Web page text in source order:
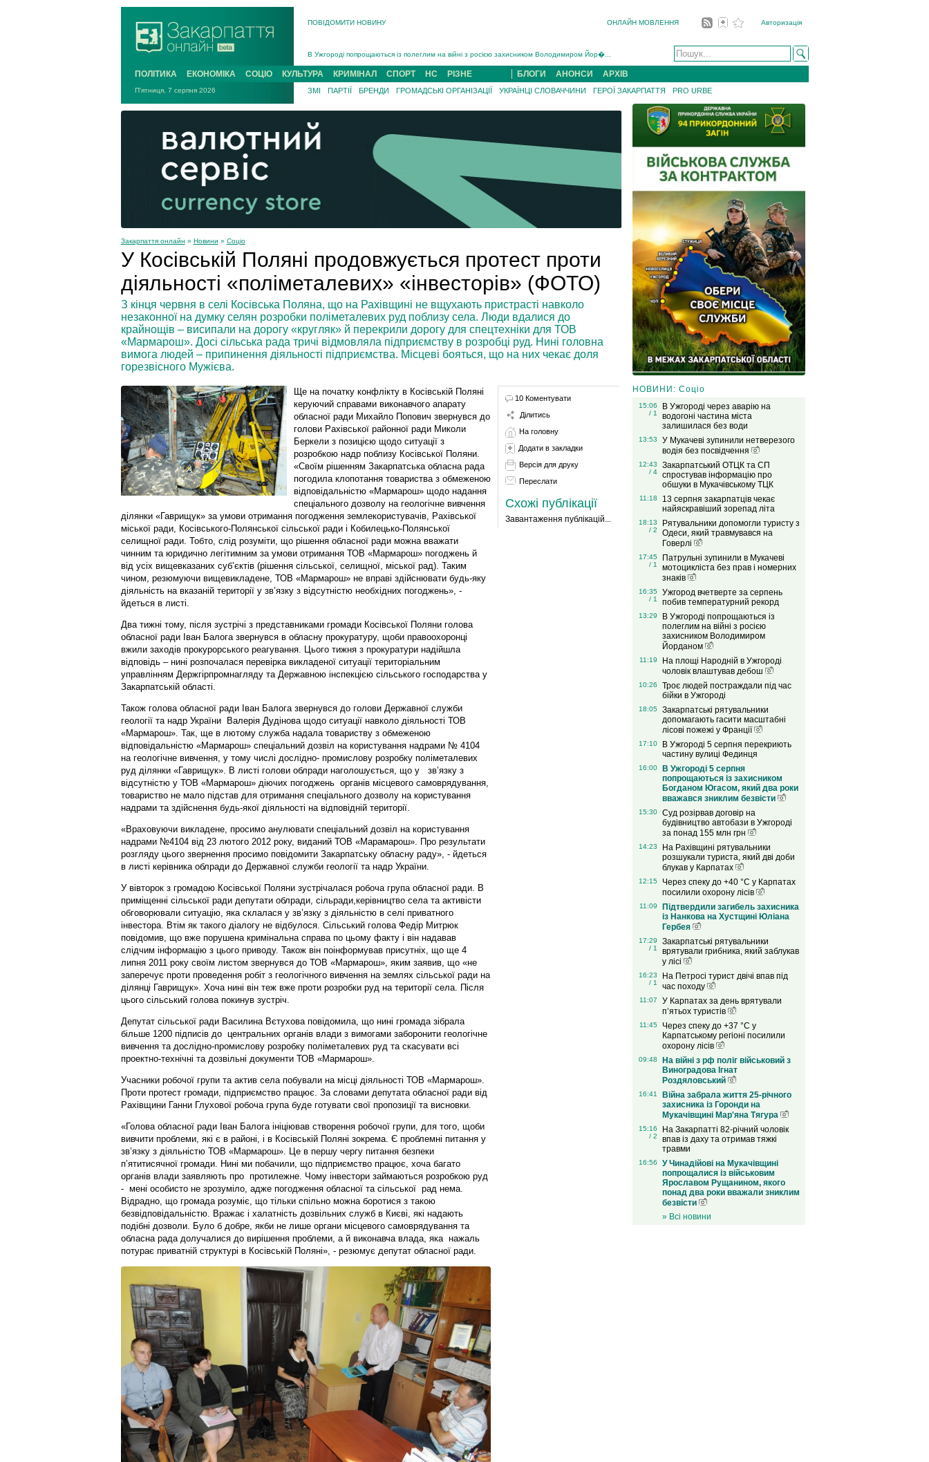
ПОВІДОМИТИ НОВИНУ ОНЛАЙН МОВЛЕННЯ Авторизація
Інструктора районного ТЦК на Закарпатті судитимуть за обвинуваченням у катув...
В Ужгороді 5 серпня попрощаються із захисником Богданом Югасом, який два роки �...
Підтвердили загибель захисника із Нанкова на Хустщині Юліана Гербея (ФОТО)[/gree...
На війні з рф поліг військовий з Виноградова Ігнат Роздяловський (ФОТО)...
На Хустщині внаслідок ДТП за участі трьох авто постраждали 13 людей (ФОТО)...
Інструктора районного ТЦК на Закарпатті судитимуть за обвинувачен...
ПОЛІТИКА ЕКОНОМІКА СОЦІО КУЛЬТУРА КРИМІНАЛ СПОРТ НС РІЗНЕ БЛОГИ АНОНСИ АРХІВ
П'ятниця, 7 серпня 2026 ЗМІ ПАРТІЇ БРЕНДИ ГРОМАДСЬКІ ОРГАНІЗАЦІЇ УКРАЇНЦІ СЛОВАЧЧИНИ ГЕРОЇ ЗАКАРПАТТЯ PRO URBE
Закарпаття онлайн » Новини » Соціо
У Косівській Поляні продовжується протест проти
діяльності «поліметалевих» «інвесторів» (ФОТО)
З кінця червня в селі Косівська Поляна, що на Рахівщині не вщухають пристрасті навколо
незаконної на думку селян розробки поліметалевих руд поблизу села. Люди вдалися до
крайнощів – висипали на дорогу «кругляк» й перекрили дорогу для спецтехніки для ТОВ
«Мармарош». Досі сільська рада тричі відмовляла підприємству в розробці руд. Нині головна
вимога людей – припинення діяльності підприємства. Місцеві бояться, що на них чекає доля
горезвісного Мужієва.
Ще на початку конфлікту в Косівській Поляні
керуючий справами виконавчого апарату
обласної ради Михайло Попович звернувся до
голови Рахівської районної ради Миколи
Беркели з позицією щодо ситуації з
розробкою надр поблизу Косівської Поляни.
«Своїм рішенням Закарпатська обласна рада
погодила клопотання товариства з обмеженою
відповідальністю «Мармарош» щодо надання
спеціального дозволу на геологічне вивчення
ділянки «Гаврищук» за умови отримання погодження землекористувачів, Рахівської
міської ради, Косівського-Полянської сільської ради і Кобилецько-Полянської
селищної ради. Тобто, слід розуміти, що рішення обласної ради можна вважати
чинним та юридично легітимним за умови отримання ТОВ «Мармарош» погоджень й
від усіх вищевказаних суб’єктів (рішення сільської, селищної, міської рад). Таким
чином, резюмуючи вищевикладене, ТОВ «Мармарош» не вправі здійснювати будь-яку
діяльність на вказаній території у зв’язку з відсутністю необхідних погоджень», -
йдеться в листі.
Два тижні тому, після зустрічі з представниками громади Косівської Поляни голова
обласної ради Іван Балога звернувся в обласну прокуратуру, щоби правоохоронці
вжили заходів прокурорського реагування. Цього тижня з прокуратури надійшла
відповідь – нині розпочалася перевірка викладеної ситуації територіальним
управлінням Держгірпромнагляду та Державною інспекцією сільського господарства у
Закарпатській області.
Також голова обласної ради Іван Балога звернувся до голови Державної служби
геології та надр України Валерія Дудінова щодо ситуації навколо діяльності ТОВ
«Мармарош». Так, ще в лютому служба надала товариству з обмеженою
відповідальністю «Мармарош» спеціальний дозвіл на користування надрами № 4104
на геологічне вивчення, у тому числі дослідно- промислову розробку поліметалевих
руд ділянки «Гаврищук». В листі голови облради наголошується, що у зв’язку з
відсутністю у ТОВ «Мармарош» діючих погоджень органів місцевого самоврядування,
товариство не мало підстав для отримання спеціального дозволу на користування
надрами та здійснення будь-якої діяльності на відповідній території.
«Враховуючи викладене, просимо анулювати спеціальний дозвіл на користування
надрами №4104 від 23 лютого 2012 року, виданий ТОВ «Марамарош». Про результати
розгляду цього звернення просимо повідомити Закарпатську обласну раду», - йдеться
в листі керівника облради до Державної служби геології та надр України.
У вівторок з громадою Косівської Поляни зустрічалася робоча група обласної ради. В
приміщенні сільської ради депутати облради, сільради,керівництво села та активісти
обговорювали ситуацію, яка склалася у зв’язку з діяльністю в селі приватного
інвестора. Втім як такого діалогу не відбулося. Сільський голова Федір Митрюк
повідомив, що вже порушена кримінальна справа по цьому факту і він надавав
слідчим інформацію з цього приводу. Також він поінформував присутніх, що ще 4
липня 2011 року своїм листом звернувся до ТОВ «Мармарош», яким заявив, що «не
заперечує проти проведення робіт з геологічного вивчення на землях сільської ради на
ділянці Гаврищук». Хоча нині він теж вже проти розробки руд на території села. Після
цього сільський голова покинув зустріч.
Депутат сільської ради Василина Вєтухова повідомила, що нині громада зібрала
більше 1200 підписів до центральних органів влади з вимогами заборонити геологічне
вивчення та дослідно-промислову розробку поліметалевих руд та скасувати всі
проектно-технічні та дозвільні документи ТОВ «Мармарош».
Учасники робочої групи та актив села побували на місці діяльності ТОВ «Мармарош».
Проти протест громади, підприємство працює. За словами депутата обласної ради від
Рахівщини Ганни Глухової робоча група буде готувати свої пропозиції та висновки.
«Голова обласної ради Іван Балога ініціював створення робочої групи, для того, щоби
вивчити проблеми, які є в районі, і в Косівській Поляні зокрема. Є проблемні питання у
зв’язку з діяльністю ТОВ «Мармарош». Це в першу чергу питання безпеки
п’ятитисячної громади. Нині ми побачили, що підприємство працює, хоча багато
органів влади заявляють про протилежне. Чому інвестори займаються розробкою руд
- мені особисто не зрозуміло, адже погодження обласної та сільської рад нема.
Відрадно, що громада розуміє, що тільки спільно можна боротися з такою
безвідповідальністю. Вражає і халатність дозвільних служб в Києві, які надають
подібні дозволи. Було б добре, якби не лише органи місцевого самоврядування та
обласна рада долучалися до вирішення проблеми, а й виконавча влада, яка нажаль
потурає приватній структурі в Косівській Поляні», - резюмує депутат обласної ради.
10 Коментувати
Ділитись
На головну
Додати в закладки
Версія для друку
Переслати
Схожі публікації
Завантаження публікацій...
НОВИНИ: Соціо
15:06
/ 1
В Ужгороді через аварію на
водогоні частина міста
залишилася без води
13:53
У Мукачеві зупинили нетверезого
водія без посвідчення
12:43
/ 4
Закарпатський ОТЦК та СП
спростував інформацію про
обшуки в Мукачівському ТЦК
11:18
13 серпня закарпатців чекає
найяскравіший зорепад літа
18:13
/ 2
Рятувальники допомогли туристу з
Одеси, який травмувався на
Говерлі
17:45
/ 1
Патрульні зупинили в Мукачеві
мотоцикліста без прав і номерних
знаків
16:35
/ 1
Ужгород вчетверте за серпень
побив температурний рекорд
13:29
В Ужгороді попрощаються із
полеглим на війні з росією
захисником Володимиром
Йорданом
11:19
На площі Народній в Ужгороді
чоловік влаштував дебош
10:26
Троє людей постраждали під час
бійки в Ужгороді
18:05
Закарпатські рятувальники
допомагають гасити масштабні
лісові пожежі у Франції
17:10
В Ужгороді 5 серпня перекриють
частину вулиці Фединця
16:00
В Ужгороді 5 серпня
попрощаються із захисником
Богданом Югасом, який два роки
вважався зниклим безвісти
15:30
Суд розірвав договір на
будівництво автобази в Ужгороді
за понад 155 млн грн
14:23
На Рахівщині рятувальники
розшукали туриста, який дві доби
блукав у Карпатах
12:15
Через спеку до +40 °C у Карпатах
посилили охорону лісів
11:09
Підтвердили загибель захисника
із Нанкова на Хустщині Юліана
Гербея
17:29
/ 1
Закарпатські рятувальники
врятували грибника, який заблукав
у лісі
16:23
/ 1
На Петросі турист двічі впав під
час походу
11:07
У Карпатах за день врятували
п’ятьох туристів
11:45
Через спеку до +37 °C у
Карпатському регіоні посилили
охорону лісів
09:48
На війні з рф поліг військовий з
Виноградова Ігнат
Роздяловський
16:41
Війна забрала життя 25-річного
захисника із Горонди на
Мукачівщині Мар'яна Тягура
15:16
/ 2
На Закарпатті 82-річний чоловік
впав із даху та отримав тяжкі
травми
16:56
У Чинадійові на Мукачівщині
попрощалися із військовим
Ярославом Рущанином, якого
понад два роки вважали зниклим
безвісти
» Всі новини